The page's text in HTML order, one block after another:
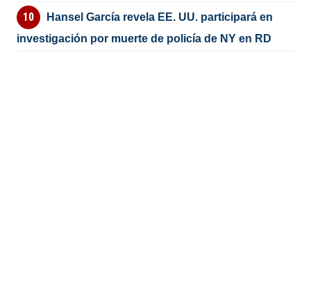
Hansel García revela EE. UU. participará en
investigación por muerte de policía de NY en RD